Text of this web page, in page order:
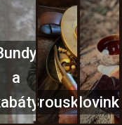
a
BrouskyNovinky